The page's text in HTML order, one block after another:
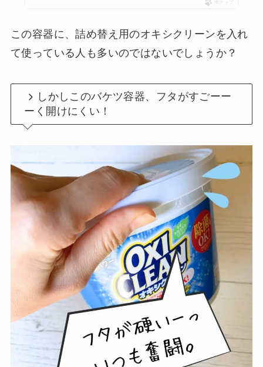
ポチップ
この容器に、詰め替え用のオキシクリーンを入れ
て使っている人も多いのではないでしょうか？
しかしこのバケツ容器、フタがすごーー
ーく開けにくい！